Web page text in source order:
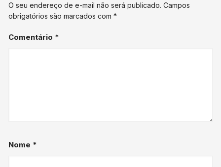
O seu endereço de e-mail não será publicado. Campos
obrigatórios são marcados com*
Comentário *
Nome *